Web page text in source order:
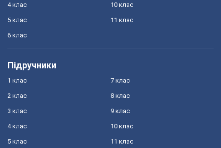
4 клас
5 клас
6 клас
10 клас
11 клас
Підручники
1 клас
2 клас
3 клас
4 клас
5 клас
7 клас
8 клас
9 клас
10 клас
11 клас